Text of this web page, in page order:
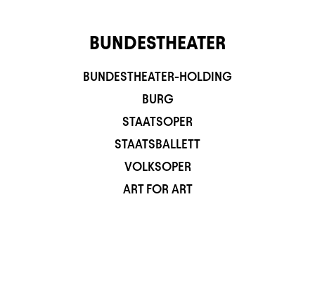
BUNDESTHEATER
BUNDESTHEATER-HOLDING
BURG
STAATSOPER
STAATSBALLETT
VOLKSOPER
ART FOR ART